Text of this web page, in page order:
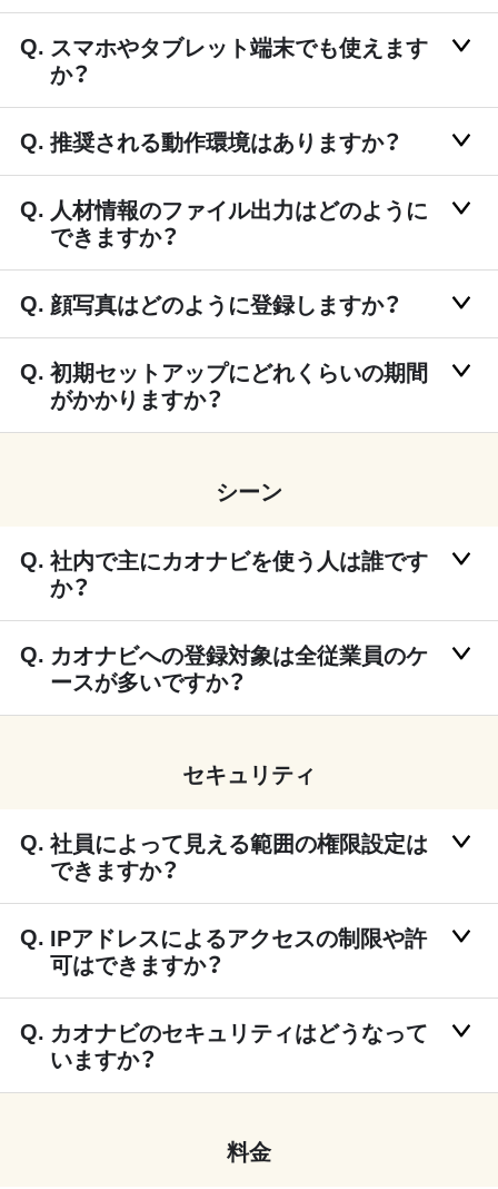
スマホやタブレット端末でも使えます
か？
推奨される動作環境はありますか？
人材情報のファイル出力はどのように
できますか？
顔写真はどのように登録しますか？
初期セットアップにどれくらいの期間
がかかりますか？
シーン
社内で主にカオナビを使う人は誰です
か？
カオナビへの登録対象は全従業員のケ
ースが多いですか？
セキュリティ
社員によって見える範囲の権限設定は
できますか？
IPアドレスによるアクセスの制限や許
可はできますか？
カオナビのセキュリティはどうなって
いますか？
料金